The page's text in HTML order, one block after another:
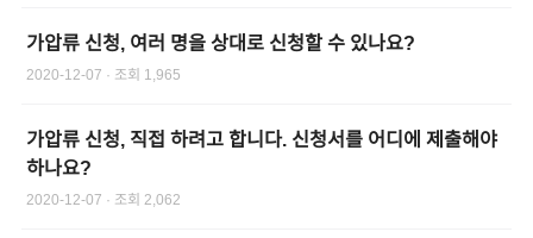
가압류 신청, 여러 명을 상대로 신청할 수 있나요?
2020-12-07 · 조회 1,965
가압류 신청, 직접 하려고 합니다. 신청서를 어디에 제출해야
하나요?
2020-12-07 · 조회 2,062